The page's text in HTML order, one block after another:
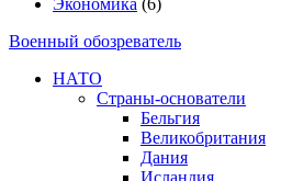
Экономика (6)
Военный обозреватель
НАТО
Страны-основатели
Бельгия
Великобритания
Дания